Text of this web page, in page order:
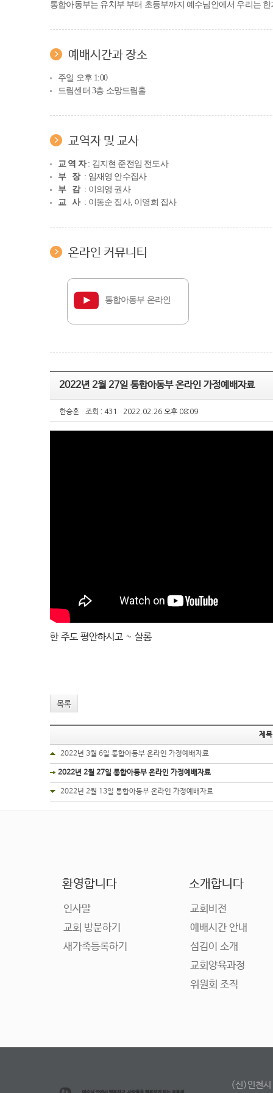
통합아동부는 유치부 부터 초등부까지 예수님안에서 우리는
예배시간과 장소
주일 오후 1:00
드림센터 3층 소망드림홀
교역자 및 교사
교 역 자: 김지현 준전임 전도사
부 장 : 임재영 안수집사
부 감 : 이의영 권사
교 사 : 이동순 집사, 이영희 집사
온라인 커뮤니티
통합아동부 온라인
2022년 2월 27일 통합아동부 온라인 가정예배자료
한승훈 조회 : 431 2022.02.26 오후 08:09
한 주도 평안하시고 ~ 샬롬
목록
제목
2022년 3월 6일 통합아동부 온라인 가정예배자료
2022년 2월 27일 통합아동부 온라인 가정예배자료
2022년 2월 13일 통합아동부 온라인 가정예배자료
환영합니다
인사말
교회 방문하기
새가족등록하기
소개합니다
교회비전
예배시간 안내
섬김이 소개
교회양육과정
위원회 조직
(신)인천